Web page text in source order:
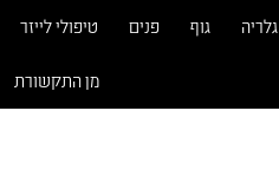
גלריה גוף פנים טיפולי לייזר
מן התקשורת